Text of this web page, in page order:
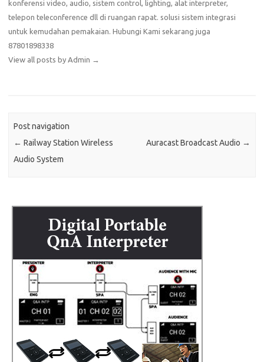
konferensi video, audio, sistem control, lighting, alat interpreter,
telepon teleconference dll di ruangan rapat. solusi sistem integrasi
untuk kemudahan pemakaian. Hubungi Kami sekarang juga
87801898338
View all posts by Admin →
Post navigation
← Railway Station Wireless
Audio System
Auracast Broadcast Audio →